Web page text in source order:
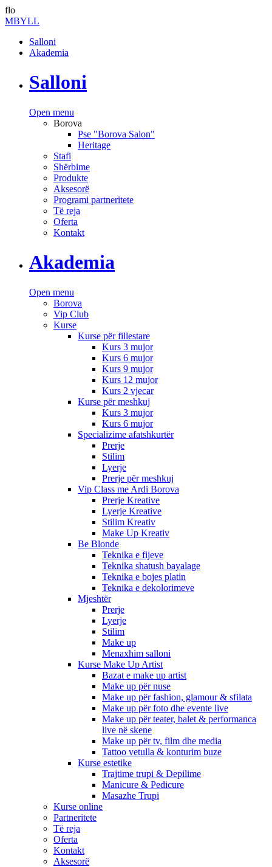
flo
MBYLL
Salloni
Akademia
Salloni
Open menu
Borova
Pse "Borova Salon"
Heritage
Stafi
Shërbime
Produkte
Aksesorë
Programi partneritete
Të reja
Oferta
Kontakt
Akademia
Open menu
Borova
Vip Club
Kurse
Kurse për fillestare
Kurs 3 mujor
Kurs 6 mujor
Kurs 9 mujor
Kurs 12 mujor
Kurs 2 vjecar
Kurse për meshkuj
Kurs 3 mujor
Kurs 6 mujor
Specializime afatshkurtër
Prerje
Stilim
Lyerje
Prerje për meshkuj
Vip Class me Ardi Borova
Prerje Kreative
Lyerje Kreative
Stilim Kreativ
Make Up Kreativ
Be Blonde
Teknika e fijeve
Teknika shatush bayalage
Teknika e bojes platin
Teknika e dekolorimeve
Mjeshtër
Prerje
Lyerje
Stilim
Make up
Menaxhim salloni
Kurse Make Up Artist
Bazat e make up artist
Make up për nuse
Make up për fashion, glamour & sfilata
Make up për foto dhe evente live
Make up për teater, balet & performanca
live në skene
Make up për tv, film dhe media
Tattoo vetulla & konturim buze
Kurse estetike
Trajtime trupi & Depilime
Manicure & Pedicure
Masazhe Trupi
Kurse online
Partneritete
Të reja
Oferta
Kontakt
Aksesorë